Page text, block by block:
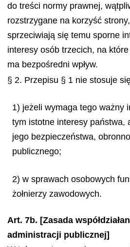
do treści normy prawnej,
rozstrzygane na korzyść
sprzeciwiają się temu sporne
interesy osób trzecich, na
ma bezpośredni wpływ.
§ 2. Przepisu § 1 nie stosuje
1) jeżeli wymaga tego ważny
tym istotne interesy państwa,
jego bezpieczeństwa,
publicznego;
2) w sprawach osobowych
żołnierzy zawodowych.
Art. 7b. [Zasada
administracji publicznej]